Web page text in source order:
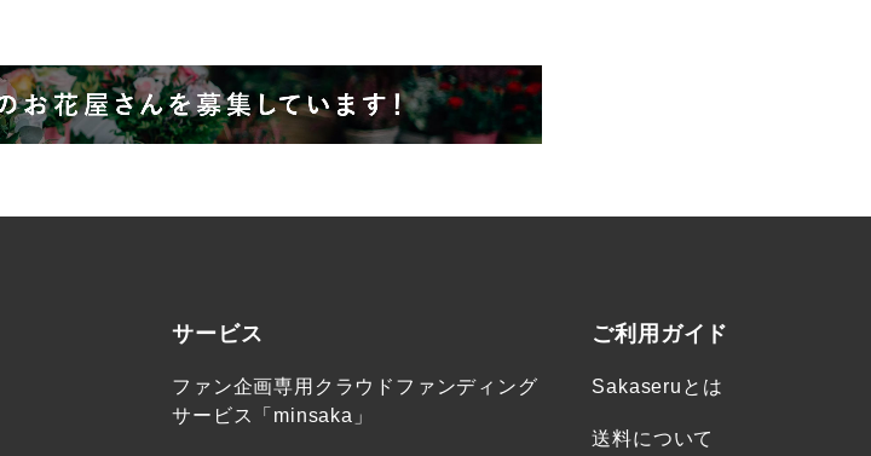
サービス
ファン企画専用クラウドファンディング
サービス「minsaka」
ご利用ガイド
Sakaseruとは
送料について